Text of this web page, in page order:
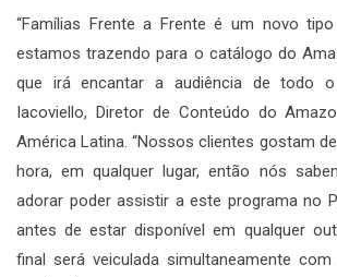
“Famílias Frente a Frente é um novo
estamos trazendo para o catálogo do
que irá encantar a audiência de todo o
Iacoviello, Diretor de Conteúdo do
América Latina. “Nossos clientes gostam
hora, em qualquer lugar, então nós
adorar poder assistir a este programa no
antes de estar disponível em qualquer
final será veiculada simultaneamente